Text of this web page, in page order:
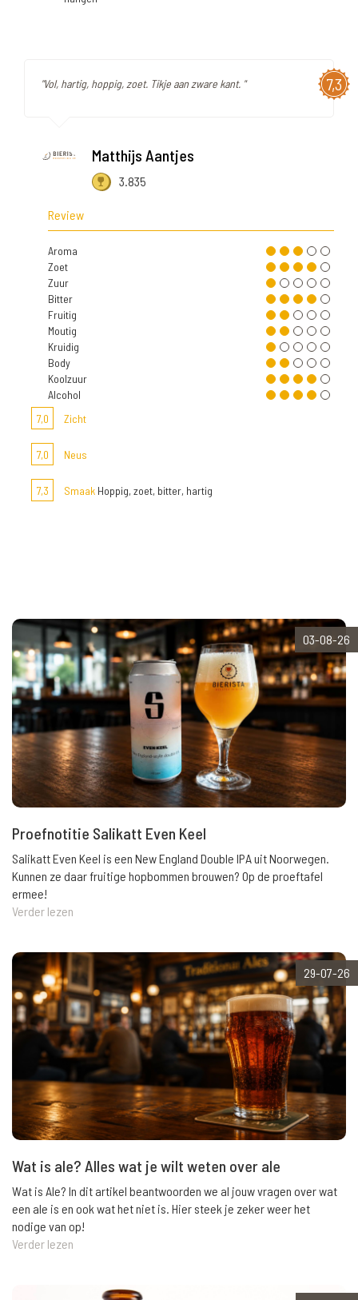
7,3
"Vol, hartig, hoppig, zoet. Tikje aan zware kant. "
Matthijs Aantjes
3.835
Review
Aroma
Zoet
Zuur
Bitter
Fruitig
Moutig
Kruidig
Body
Koolzuur
Alcohol
7,0
Zicht
7,0 Neus
7,3 Smaak Hoppig, zoet, bitter, hartig
03-08-26
Proefnotitie Salikatt Even Keel
Salikatt Even Keel is een New England Double IPA uit Noorwegen.
Kunnen ze daar fruitige hopbommen brouwen? Op de proeftafel
ermee!
Verder lezen
29-07-26
Wat is ale? Alles wat je wilt weten over ale
Wat is Ale? In dit artikel beantwoorden we al jouw vragen over wat
een ale is en ook wat het niet is. Hier steek je zeker weer het
nodige van op!
Verder lezen